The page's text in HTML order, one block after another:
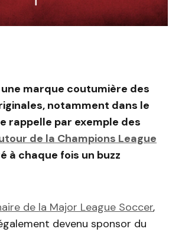
marque coutumière des
notamment dans le
rappelle par exemple des
de la Champions League
à chaque fois un buzz
de la Major League Soccer,
devenu sponsor du